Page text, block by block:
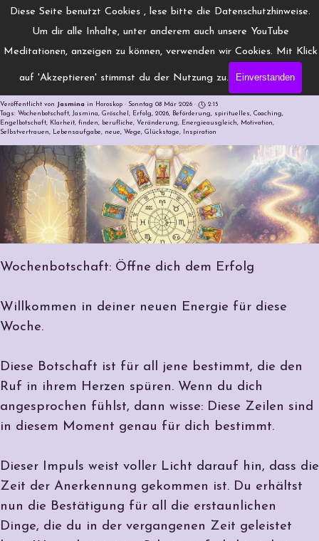
Diese Seite benutzt Cookies , lese bitte die Datenschutzhinweise.
Um dir alle Inhalte, unter anderem auch unsere YouTube
Meditationen, anzeigen zu können, verwenden wir Cookies. Mit Klick
auf 'Akzeptieren' stimmst du der Nutzung zu. Einverstanden
Direkt zum Seiteninhalt
www.Engelchanneling.de
Menü überspringen
Deine Botschaft für die neue Woche
Veröffentlicht von Jasmina in Horoskop · Sonntag 08 Mär 2026 ·
2:15
Tags: Wochenbotschaft, Jasmina, Gröschel , Erfolg, 2026, Beförderung, spirituelles, Coaching,
Engelbotschaft, Klarheit, finden, berufliche, Veränderung, Energieausgleich, Motivation,
Selbstvertrauen, Lebensaufgabe, neue, Wege, Glückstage, Inspiration
Wochenbotschaft: Öffne dich dem Erfolg
Willkommen in deiner neuen Energie für diese
Woche.
Diese Botschaft ist für all jene bestimmt, die den
Ruf in ihrem Herzen spüren. Wenn du dich
angesprochen fühlst, dann wisse: Diese Zeilen sind
in diesem Moment genau für dich bestimmt.
Dieser Impuls weist voller Licht darauf hin, dass die
Zeit der Anerkennung gekommen ist. Du erhältst
nun die Bestätigung für all die erstaunlichen
Dinge, die du in der vergangenen Zeit geleistet